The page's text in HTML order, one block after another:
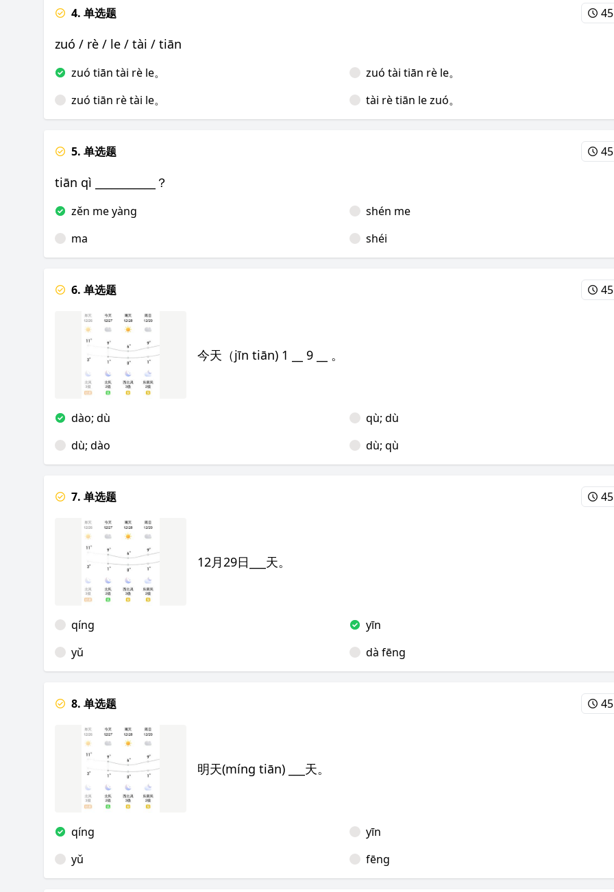
4. 单选题
zuó / rè / le / tài / tiān
zuó tiān tài rè le。
zuó tài tiān rè le。
zuó tiān rè tài le。
tài rè tiān le zuó。
5. 单选题
tiān qì ___________？
zěn me yàng
shén me
ma
shéi
6. 单选题
今天（jīn tiān) 1 __ 9 __ 。
dào; dù
qù; dù
dù; dào
dù; qù
7. 单选题
12月29日___天。
qíng
yīn
yǔ
dà fēng
8. 单选题
明天(míng tiān) ___天。
qíng
yīn
yǔ
fēng